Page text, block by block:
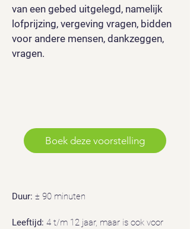
van een gebed uitgelegd, namelijk
lofprijzing, vergeving vragen, bidden
voor andere mensen, dankzeggen,
vragen.
Boek deze voorstelling
Duur: ± 90 minuten
Leeftijd: 4 t/m 12 jaar, maar is ook voor